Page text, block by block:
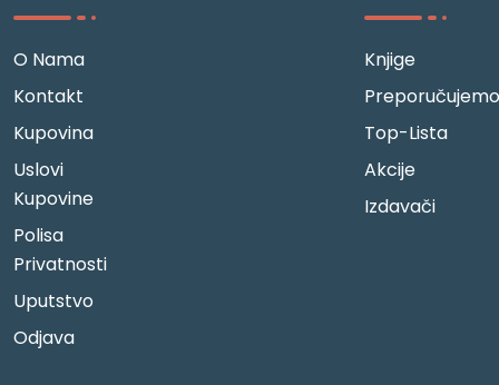
O Nama
Kontakt
Kupovina
Uslovi
Kupovine
Polisa
Privatnosti
Uputstvo
Odjava
Knjige
Preporučujemo
Top-Lista
Akcije
Izdavači